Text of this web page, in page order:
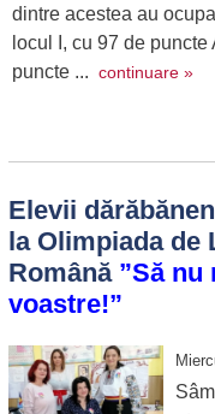
dintre acestea au
locul I, cu 97 de
puncte ... continuare »
Elevii
la Olimpiada de
Română ”Să nu
voastre!”